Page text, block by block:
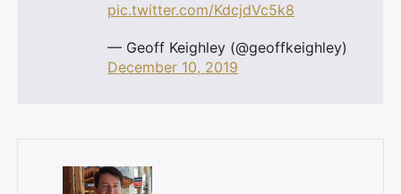
pic.twitter.com/KdcjdVc5k8
— Geoff Keighley (@geoffkeighley)
December 10, 2019